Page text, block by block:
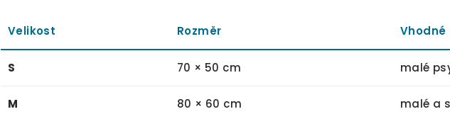
Velikost Rozměr Vhodné
S 70 × 50 cm malé
M 80 × 60 cm malé a